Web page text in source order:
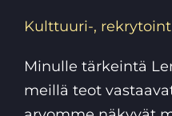
Kulttuuri-,
Minulle tärkeintä
meillä teot